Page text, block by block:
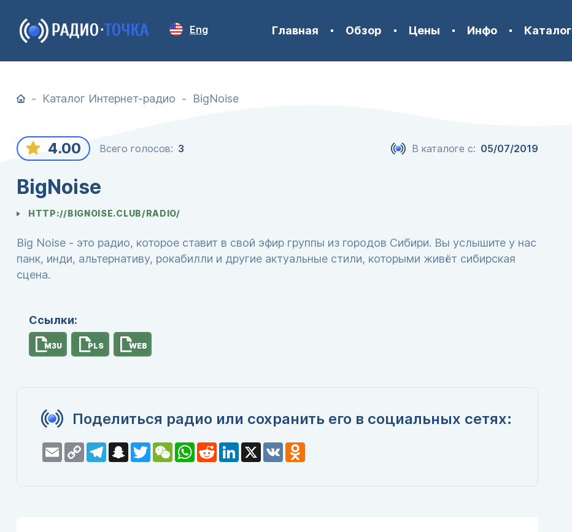
Eng Главная Обзор Цены Инфо Каталог
Каталог Интернет-радио BigNoise
4.00 Всего голосов: 3 В каталоге с: 05/07/2019
BigNoise
HTTP://BIGNOISE.CLUB/RADIO/
Big Noise - это радио, которое ставит в свой эфир группы из городов Сибири. Вы услышите у нас
панк, инди, альтернативу, рокабилли и другие актуальные стили, которыми живёт сибирская
сцена.
Ссылки:
M3U PLS WEB
Поделиться радио или сохранить его в социальных сетях:
Email Copy
Link
TelegramSnapchat
TwitterWeChatWhatsApp
RedditLinkedIn
X VK